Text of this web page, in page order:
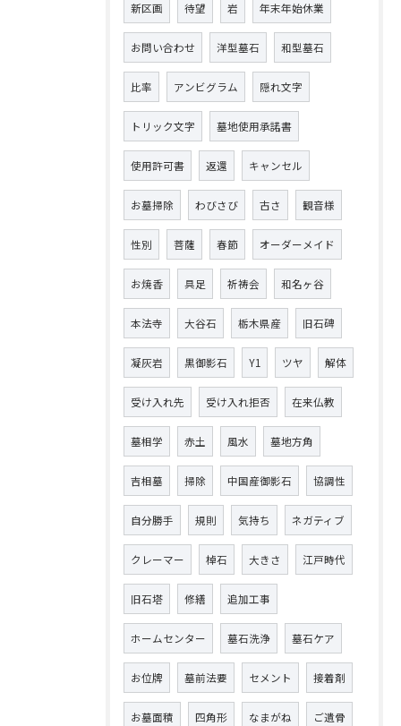
新区画 待望 岩 年末年始休業
お問い合わせ 洋型墓石 和型墓石
比率 アンビグラム 隠れ文字
トリック文字 墓地使用承諾書
使用許可書 返還 キャンセル
お墓掃除 わびさび 古さ 観音様
性別 菩薩 春節 オーダーメイド
お焼香 具足 祈祷会 和名ヶ谷
本法寺 大谷石 栃木県産 旧石碑
凝灰岩 黒御影石 Y1 ツヤ 解体
受け入れ先 受け入れ拒否 在来仏教
墓相学 赤土 風水 墓地方角
吉相墓 掃除 中国産御影石 協調性
自分勝手 規則 気持ち ネガティブ
クレーマー 棹石 大きさ 江戸時代
旧石塔 修繕 追加工事
ホームセンター 墓石洗浄 墓石ケア
お位牌 墓前法要 セメント 接着剤
お墓面積 四角形 なまがね ご遺骨